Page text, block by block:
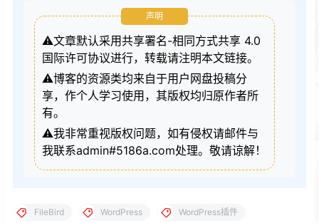
声明
⚠️文章默认采用共享署名-相同方式共享 4.0
国际许可协议进行，转载请注明本文链接。
⚠️博客的资源类均来自于用户网盘投稿分
享，作个人学习使用，其版权均归原作者所
有。
⚠️我非常重视版权问题，如有侵权请邮件与
我联系admin#5186a.com处理。敬请谅解！
FileBird WordPress WordPress插件